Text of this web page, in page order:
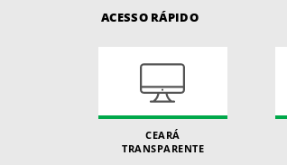
ACESSO RÁPIDO
CEARÁ
TRANSPARENTE